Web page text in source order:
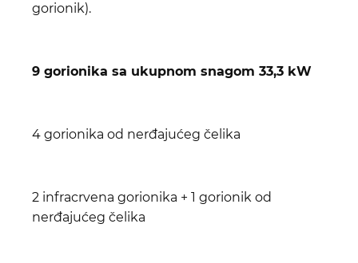
gorionik).
9 gorionika sa ukupnom snagom 33,3 kW
4 gorionika od nerđajućeg čelika
2 infracrvena gorionika + 1 gorionik od
nerđajućeg čelika